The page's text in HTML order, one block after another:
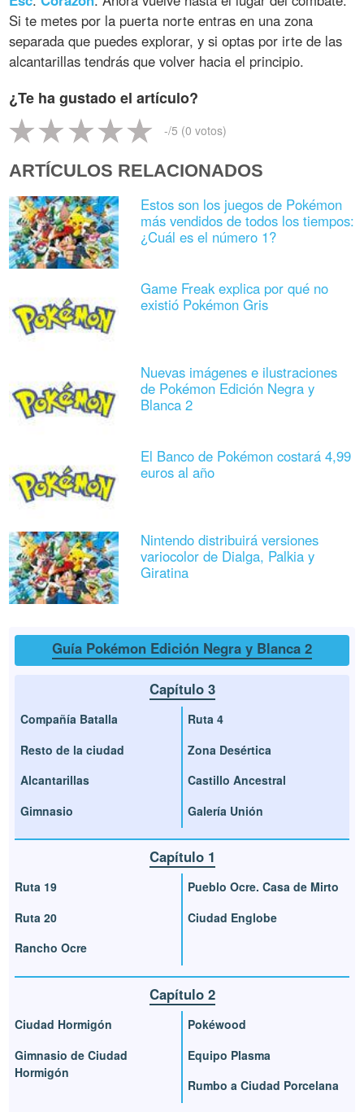
Si te metes por la puerta norte entras en una zona
separada que puedes explorar, y si optas por irte de las
alcantarillas tendrás que volver hacia el principio.
¿Te ha gustado el artículo?
-/5 (0 votos)
ARTÍCULOS RELACIONADOS
Estos son los juegos de Pokémon
más vendidos de todos los tiempos:
¿Cuál es el número 1?
Game Freak explica por qué no
existió Pokémon Gris
Nuevas imágenes e ilustraciones
de Pokémon Edición Negra y
Blanca 2
El Banco de Pokémon costará 4,99
euros al año
Nintendo distribuirá versiones
variocolor de Dialga, Palkia y
Giratina
Guía Pokémon Edición Negra y Blanca 2
Capítulo 3
Compañía Batalla
Resto de la ciudad
Alcantarillas
Gimnasio
Ruta 4
Zona Desértica
Castillo Ancestral
Galería Unión
Capítulo 1
Ruta 19
Ruta 20
Rancho Ocre
Pueblo Ocre. Casa de Mirto
Ciudad Englobe
Capítulo 2
Ciudad Hormigón
Gimnasio de Ciudad
Hormigón
Pokéwood
Equipo Plasma
Rumbo a Ciudad Porcelana